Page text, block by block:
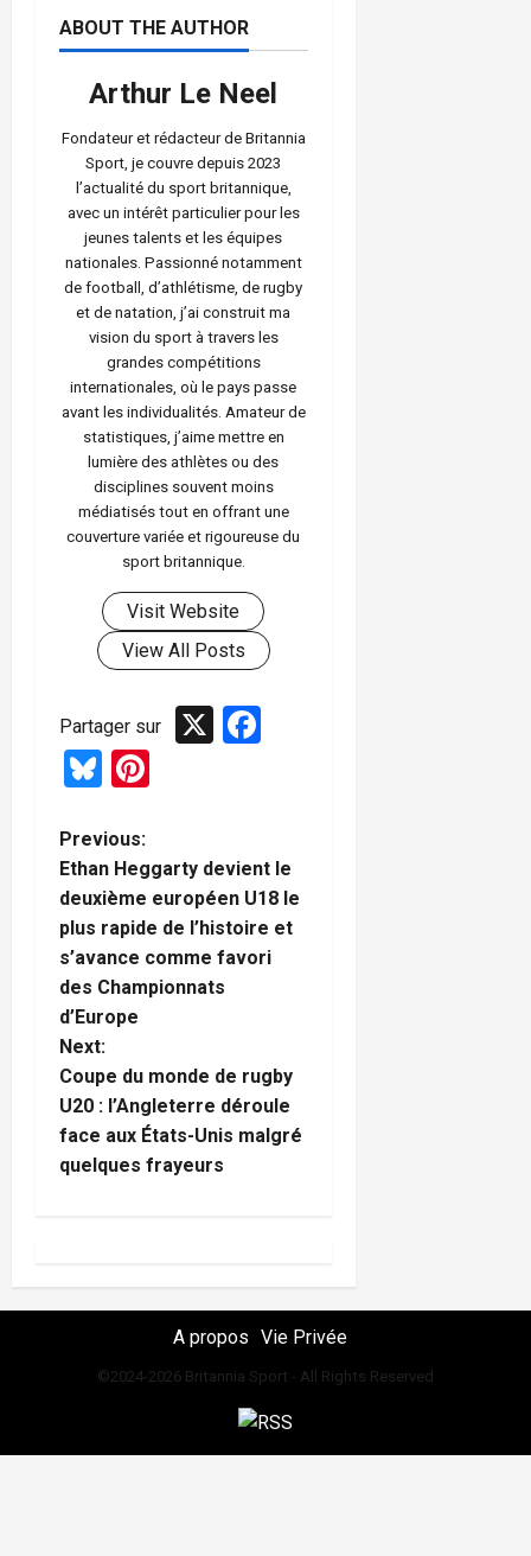
ABOUT THE AUTHOR
Arthur Le Neel
Fondateur et rédacteur de Britannia
Sport, je couvre depuis 2023
l’actualité du sport britannique,
avec un intérêt particulier pour les
jeunes talents et les équipes
nationales. Passionné notamment
de football, d’athlétisme, de rugby
et de natation, j’ai construit ma
vision du sport à travers les
grandes compétitions
internationales, où le pays passe
avant les individualités. Amateur de
statistiques, j’aime mettre en
lumière des athlètes ou des
disciplines souvent moins
médiatisés tout en offrant une
couverture variée et rigoureuse du
sport britannique.
Visit Website
View All Posts
Partager sur X
Bluesky
P
o
s
t
n
a
v
a
o
Previous:
Ethan Heggarty devient le
deuxième européen U18 le
plus rapide de l’histoire et
s’avance comme favori
des Championnats
d’Europe
Next:
Coupe du monde de rugby
U20 : l’Angleterre déroule
face aux États-Unis malgré
quelques frayeurs
A propos Vie Privée
©2024-2026 Britannia Sport - All Rights Reserved